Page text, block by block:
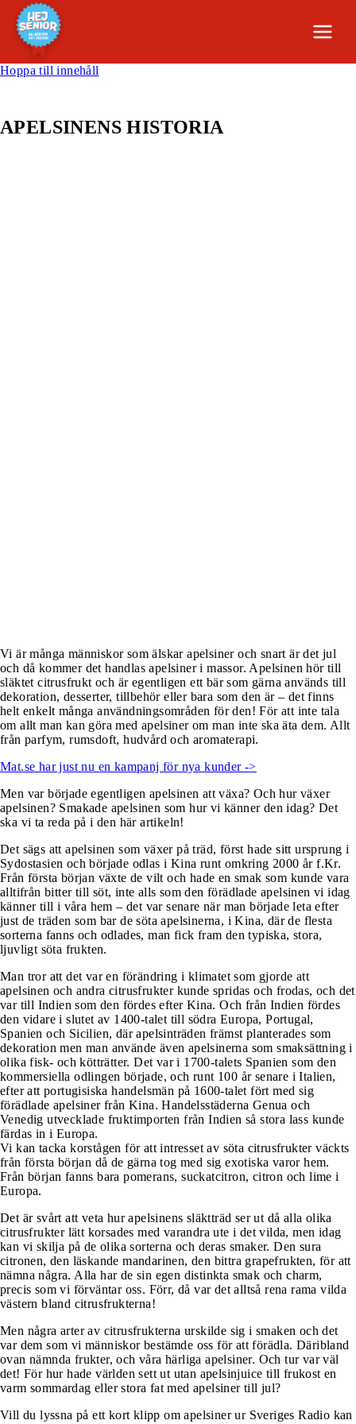
Hoppa till innehåll
APELSINENS HISTORIA
Vi är många människor som älskar apelsiner och snart är det jul
och då kommer det handlas apelsiner i massor. Apelsinen hör till
släktet citrusfrukt och är egentligen ett bär som gärna används till
dekoration, desserter, tillbehör eller bara som den är – det finns
helt enkelt många användningsområden för den! För att inte tala
om allt man kan göra med apelsiner om man inte ska äta dem. Allt
från parfym, rumsdoft, hudvård och aromaterapi.
Mat.se har just nu en kampanj för nya kunder ->
Men var började egentligen apelsinen att växa? Och hur växer
apelsinen? Smakade apelsinen som hur vi känner den idag? Det
ska vi ta reda på i den här artikeln!
Det sägs att apelsinen som växer på träd, först hade sitt ursprung i
Sydostasien och började odlas i Kina runt omkring 2000 år f.Kr.
Från första början växte de vilt och hade en smak som kunde vara
alltifrån bitter till söt, inte alls som den förädlade apelsinen vi idag
känner till i våra hem – det var senare när man började leta efter
just de träden som bar de söta apelsinerna, i Kina, där de flesta
sorterna fanns och odlades, man fick fram den typiska, stora,
ljuvligt söta frukten.
Man tror att det var en förändring i klimatet som gjorde att
apelsinen och andra citrusfrukter kunde spridas och frodas, och det
var till Indien som den fördes efter Kina. Och från Indien fördes
den vidare i slutet av 1400-talet till södra Europa, Portugal,
Spanien och Sicilien, där apelsinträden främst planterades som
dekoration men man använde även apelsinerna som smaksättning i
olika fisk- och kötträtter. Det var i 1700-talets Spanien som den
kommersiella odlingen började, och runt 100 år senare i Italien,
efter att portugisiska handelsmän på 1600-talet fört med sig
förädlade apelsiner från Kina. Handelsstäderna Genua och
Venedig utvecklade fruktimporten från Indien så stora lass kunde
färdas in i Europa.
Vi kan tacka korstågen för att intresset av söta citrusfrukter väckts
från första början då de gärna tog med sig exotiska varor hem.
Från början fanns bara pomerans, suckatcitron, citron och lime i
Europa.
Det är svårt att veta hur apelsinens släktträd ser ut då alla olika
citrusfrukter lätt korsades med varandra ute i det vilda, men idag
kan vi skilja på de olika sorterna och deras smaker. Den sura
citronen, den läskande mandarinen, den bittra grapefrukten, för att
nämna några. Alla har de sin egen distinkta smak och charm,
precis som vi förväntar oss. Förr, då var det alltså rena rama vilda
västern bland citrusfrukterna!
Men några arter av citrusfrukterna urskilde sig i smaken och det
var dem som vi människor bestämde oss för att förädla. Däribland
ovan nämnda frukter, och våra härliga apelsiner. Och tur var väl
det! För hur hade världen sett ut utan apelsinjuice till frukost en
varm sommardag eller stora fat med apelsiner till jul?
Vill du lyssna på ett kort klipp om apelsiner ur Sveriges Radio kan